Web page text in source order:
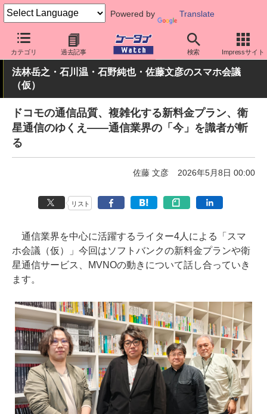
Powered by Translate
カテゴリ 過去記事 検索 Impressサイト
ケータイ Watch 業界動向 企業動向
法林岳之・石川温・石野純也・佐藤文彦のスマホ会議
（仮）
ドコモの通信品質、複雑化する新料金プラン、衛
星通信のゆくえ――通信業界の「今」を識者が斬
る
佐藤 文彦 2026年5月8日 00:00
リスト
通信業界を中心に活躍するライター4人による「スマ
ホ会議（仮）」今回はソフトバンクの新料金プランや衛
星通信サービス、MVNOの動きについて話し合っていき
ます。